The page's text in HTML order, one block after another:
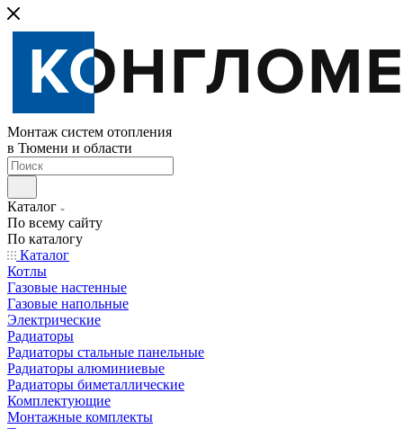
Монтаж систем отопления
в Тюмени и области
Каталог
По всему сайту
По каталогу
Каталог
Котлы
Газовые настенные
Газовые напольные
Электрические
Радиаторы
Радиаторы стальные панельные
Радиаторы алюминиевые
Радиаторы биметаллические
Комплектующие
Монтажные комплекты